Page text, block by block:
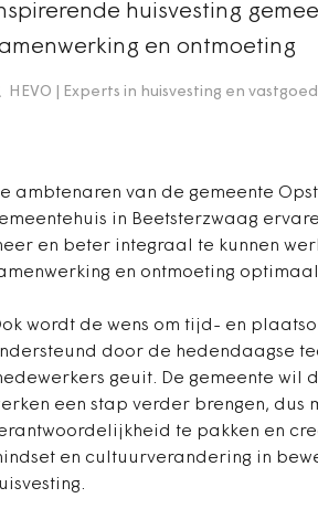
huisvesting
en ontmoeting
HEVO | Experts in huisvesting en vastgoed
ambtenaren van de gemeente
in Beetsterzwaag
en beter integraal te kunnen
en ontmoeting
wordt de wens om tijd- en
door de hedendaagse
geuit. De gemeente wil
een stap verder brengen, dus
te pakken en
en cultuurverandering in